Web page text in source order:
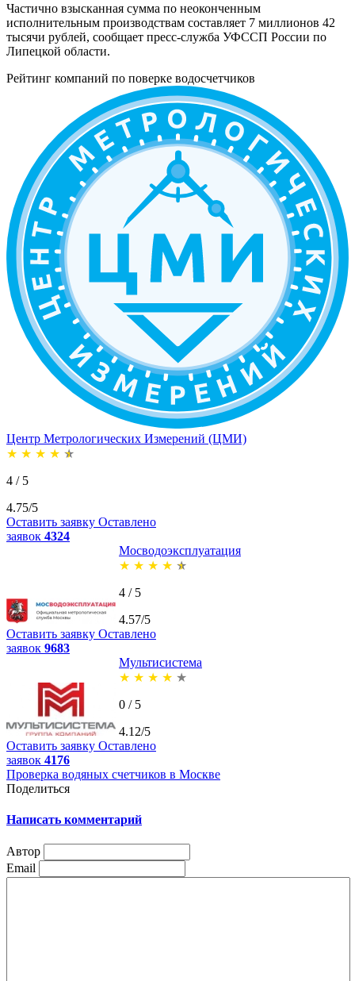
Частично взысканная сумма по неоконченным
исполнительным производствам составляет 7 миллионов 42
тысячи рублей, сообщает пресс-служба УФССП России по
Липецкой области.
Рейтинг компаний по поверке водосчетчиков
Центр Метрологических Измерений (ЦМИ)
★ ★ ★ ★ ★
4 / 5
4.75/5
Оставить заявку Оставлено
заявок 4324
Мосводоэксплуатация
★ ★ ★ ★ ★
4 / 5
4.57/5
Оставить заявку Оставлено
заявок 9683
Мультисистема
★ ★ ★ ★ ★
0 / 5
4.12/5
Оставить заявку Оставлено
заявок 4176
Проверка водяных счетчиков в Москве
Поделиться
Написать комментарий
Автор
Email